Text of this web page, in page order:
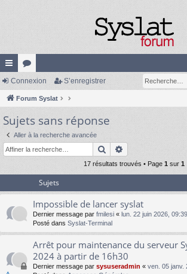
cc
ès
ra
pi
de
or
u
m
s
Connexion S’enregistrer
Forum Syslat
Sujets sans réponse
Aller à la recherche avancée
Rechercher
17 résultats trouvés • Page 1sur 1
Sujets
Impossible de lancer syslat
Dernier message par fmilesi « lun. 22 juin 2026, 09:39
Posté dans Syslat-Terminal
Arrêt pour maintenance du serveur
2024 à partir de 16h30
Dernier message par sysuseradmin « ven. 05 janv.